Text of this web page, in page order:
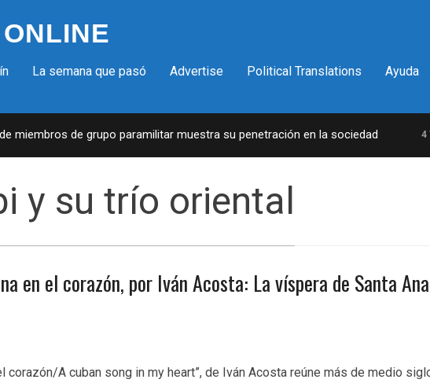
La semana que pasó Advertise Political Translations Ayuda
de grupo paramilitar muestra su penetración en la sociedad 4
y su trío oriental
en el corazón, por Iván Acosta: La víspera de Santa Ana
corazón/A cuban song in my heart”, de Iván Acosta reúne más de medio